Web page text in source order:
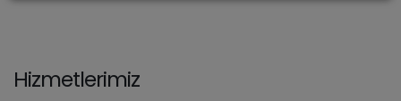
Hizmetlerimiz